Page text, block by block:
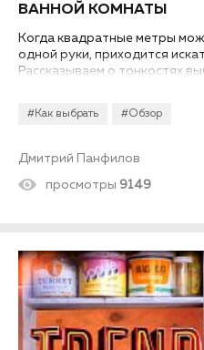
#Как выбрать #Обзор
ВАННОЙ КОМНАТЫ
Когда квадратные метры
одной руки, приходится
Рассказываем о тонкостях
Дмитрий Панфилов
просмотры 9149